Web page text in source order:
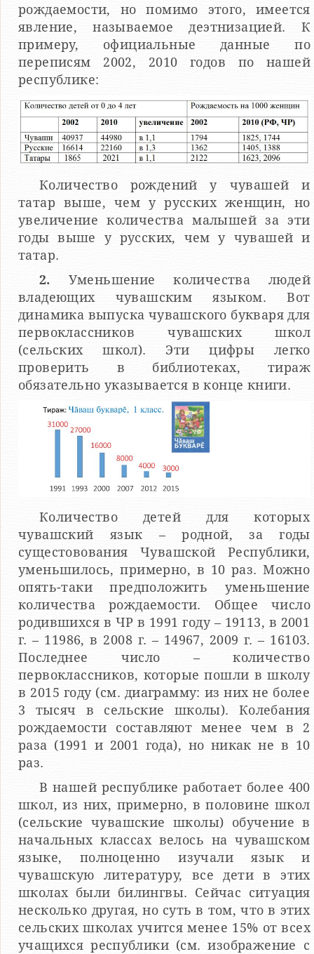
рождаемости, но помимо этого, имеется
явление, называемое деэтнизацией. К
примеру, официальные данные по
переписям 2002, 2010 годов по нашей
республике:
Количество рождений у чувашей и
татар выше, чем у русских женщин, но
увеличение количества малышей за эти
годы выше у русских, чем у чувашей и
татар.
2. Уменьшение количества людей
владеющих чувашским языком. Вот
динамика выпуска чувашского букваря для
первоклассников чувашских школ
(сельских школ). Эти цифры легко
проверить в библиотеках, тираж
обязательно указывается в конце книги.
Количество детей для которых
чувашский язык – родной, за годы
сущестовования Чувашской Республики,
уменьшилось, примерно, в 10 раз. Можно
опять-таки предположить уменьшение
количества рождаемости. Общее число
родившихся в ЧР в 1991 году – 19113, в 2001
г. – 11986, в 2008 г. – 14967, 2009 г. – 16103.
Последнее число – количество
первоклассников, которые пошли в школу
в 2015 году (см. диаграмму: из них не более
3 тысяч в сельские школы). Колебания
рождаемости составляют менее чем в 2
раза (1991 и 2001 года), но никак не в 10
раз.
В нашей республике работает более 400
школ, из них, примерно, в половине школ
(сельские чувашские школы) обучение в
начальных классах велось на чувашском
языке, полноценно изучали язык и
чувашскую литературу, все дети в этих
школах были билингвы. Сейчас ситуация
несколько другая, но суть в том, что в этих
сельских школах учится менее 15% от всех
учащихся республики (см. изображение с